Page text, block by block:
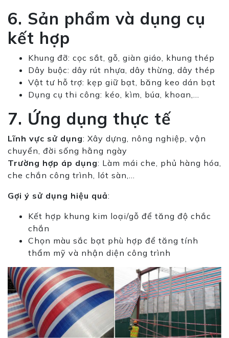
6. Sản phẩm và dụng cụ
kết hợp
Khung đỡ: cọc sắt, gỗ, giàn giáo, khung thép
Dây buộc: dây rút nhựa, dây thừng, dây thép
Vật tư hỗ trợ: kẹp giữ bạt, băng keo dán bạt
Dụng cụ thi công: kéo, kìm, búa, khoan,…
7. Ứng dụng thực tế
Lĩnh vực sử dụng: Xây dựng, nông nghiệp, vận
chuyển, đời sống hằng ngày
Trường hợp áp dụng: Làm mái che, phủ hàng hóa,
che chắn công trình, lót sàn,…
Gợi ý sử dụng hiệu quả:
Kết hợp khung kim loại/gỗ để tăng độ chắc
chắn
Chọn màu sắc bạt phù hợp để tăng tính
thẩm mỹ và nhận diện công trình